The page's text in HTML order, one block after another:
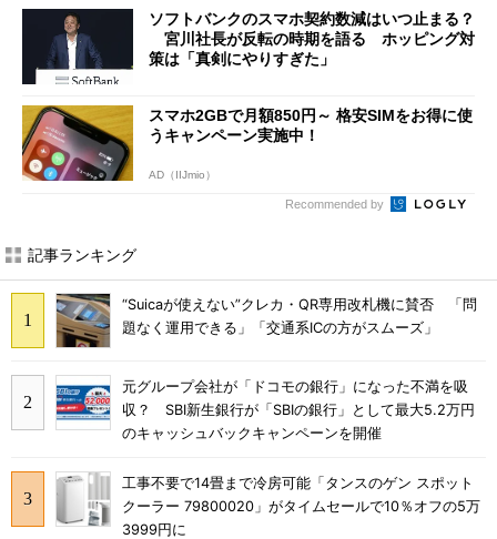
ソフトバンクのスマホ契約数減はいつ止まる？
宮川社長が反転の時期を語る ホッピング対
策は「真剣にやりすぎた」
スマホ2GBで月額850円～ 格安SIMをお得に使
うキャンペーン実施中！
AD（IIJmio）
Recommended by
記事ランキング
“Suicaが使えない”クレカ・QR専用改札機に賛否 「問
題なく運用できる」「交通系ICの方がスムーズ」
元グループ会社が「ドコモの銀行」になった不満を吸
収？ SBI新生銀行が「SBIの銀行」として最大5.2万円
のキャッシュバックキャンペーンを開催
工事不要で14畳まで冷房可能「タンスのゲン スポット
クーラー 79800020」がタイムセールで10％オフの5万
3999円に